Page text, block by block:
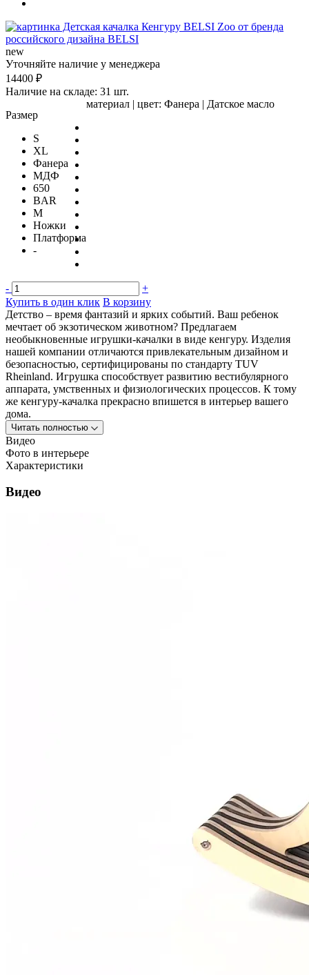
new
Уточняйте наличие у менеджера
14400 ₽
Наличие на складе: 31 шт.
Размер
S
XL
Фанера
МДФ
650
BAR
M
Ножки
Платформа
-
материал | цвет: Фанера | Датское масло
-
+
Купить в один клик В корзину
Детство – время фантазий и ярких событий. Ваш ребенок
мечтает об экзотическом животном? Предлагаем
необыкновенные игрушки-качалки в виде кенгуру. Изделия
нашей компании отличаются привлекательным дизайном и
безопасностью, сертифицированы по стандарту TUV
Rheinland. Игрушка способствует развитию вестибулярного
аппарата, умственных и физиологических процессов. К тому
же кенгуру-качалка прекрасно впишется в интерьер вашего
дома.
Читать полностью
Видео
Фото в интерьере
Характеристики
Видео